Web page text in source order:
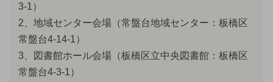
3-1）
2、地域センター会場（常盤台地域センター：板橋区
常盤台4-14-1）
3、図書館ホール会場（板橋区立中央図書館：板橋区
常盤台4-3-1）